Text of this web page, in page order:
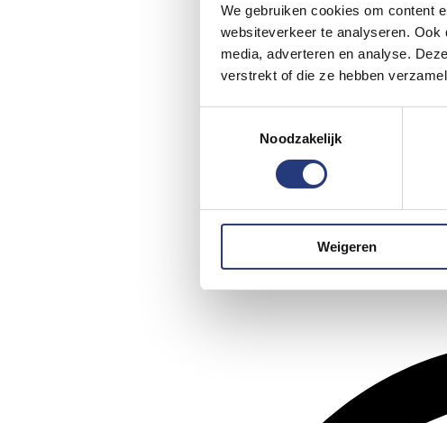
We gebruiken cookies om content
websiteverkeer te analyseren.
media, adverteren en analyse.
verstrekt of die ze hebben
Noodzakelijk
Weigeren